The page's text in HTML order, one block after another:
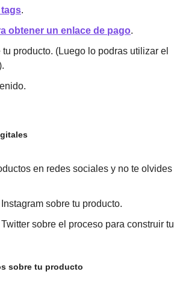
tags.
obtener un enlace de pago.
producto. (Luego lo podras utilizar el
en redes sociales y no te olvides
sobre tu producto.
sobre el proceso para construir tu
sobre tu producto